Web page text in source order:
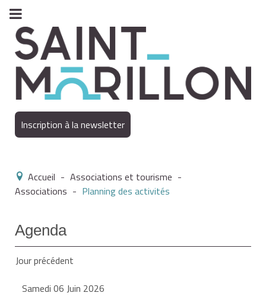
Inscription à la newsletter
Accueil - Associations et tourisme -
Associations - Planning des activités
Agenda
Jour précédent
Samedi 06 Juin 2026